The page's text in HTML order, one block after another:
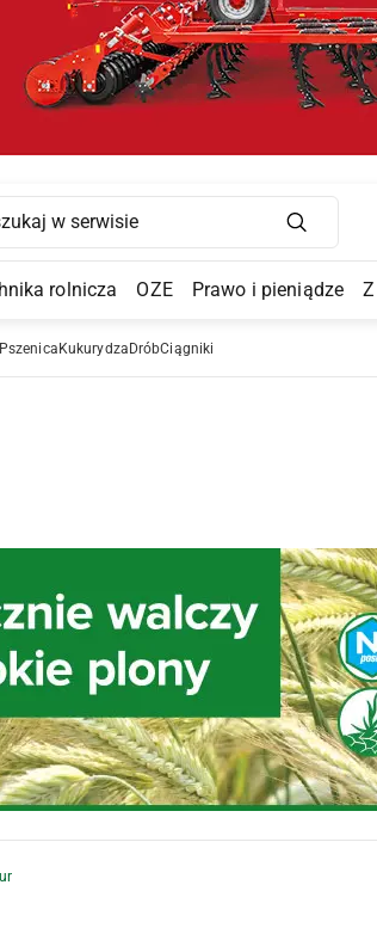
Main Navigation
Submenu
rolnicza OZE Prawo i pieniądze
Kukurydza DróbCiągniki